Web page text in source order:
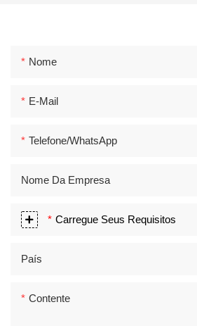
Nome
E-Mail
Telefone/WhatsApp
Nome Da Empresa
Carregue Seus Requisitos
País
Contente